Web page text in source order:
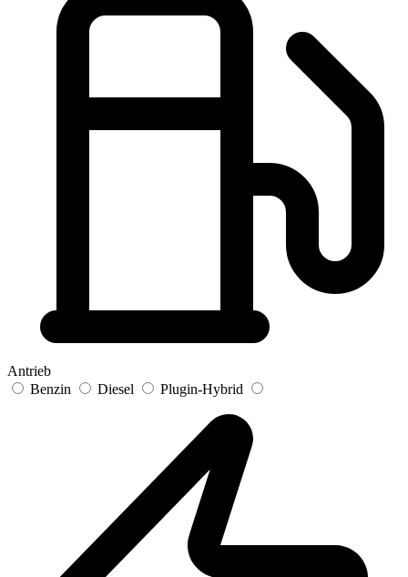
Antrieb
Benzin
Diesel Plugin-Hybrid